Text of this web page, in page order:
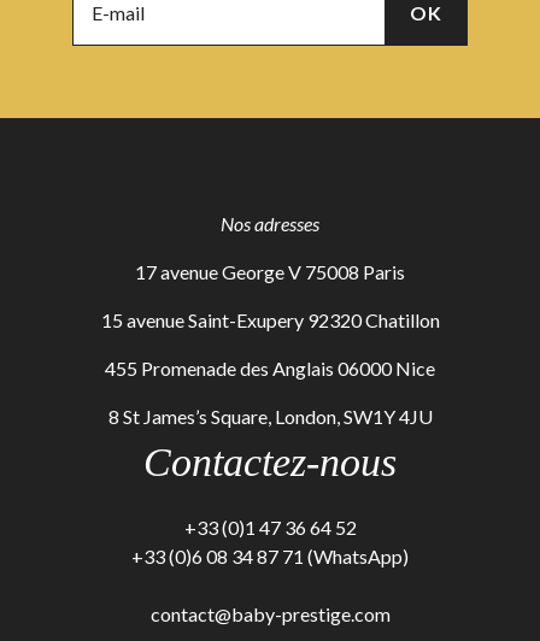
Nos adresses
17 avenue George V 75008 Paris
15 avenue Saint-Exupery 92320 Chatillon
455 Promenade des Anglais 06000 Nice
8 St James’s Square, London, SW1Y 4JU
Contactez-nous
+33 (0)1 47 36 64 52
+33 (0)6 08 34 87 71 (WhatsApp)
contact@baby-prestige.com